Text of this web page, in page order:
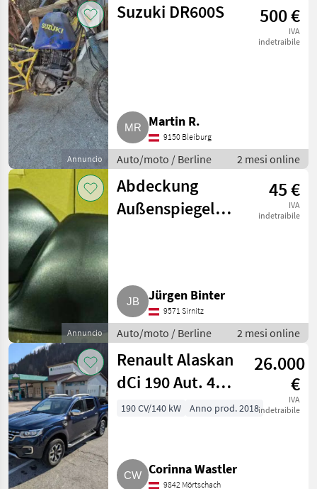
Annuncio
Suzuki DR600S 500 €
IVA
indetraibile
Martin R.
9150 Bleiburg
Auto/moto / Berline 2 mesi online
Annuncio
Abdeckung
Außenspiegel
45 €
IVA
indetraibile
Jürgen Binter
9571 Sirnitz
Auto/moto / Berline 2 mesi online
Renault Alaskan
dCi 190 Aut. 4WD
Intens
26.000
€
IVA
indetraibile
190 CV/140 kW Anno prod. 2018
Corinna Wastler
9842 Mörtschach